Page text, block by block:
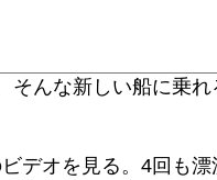
そんな新しい船に乗
デオを見る。4回も